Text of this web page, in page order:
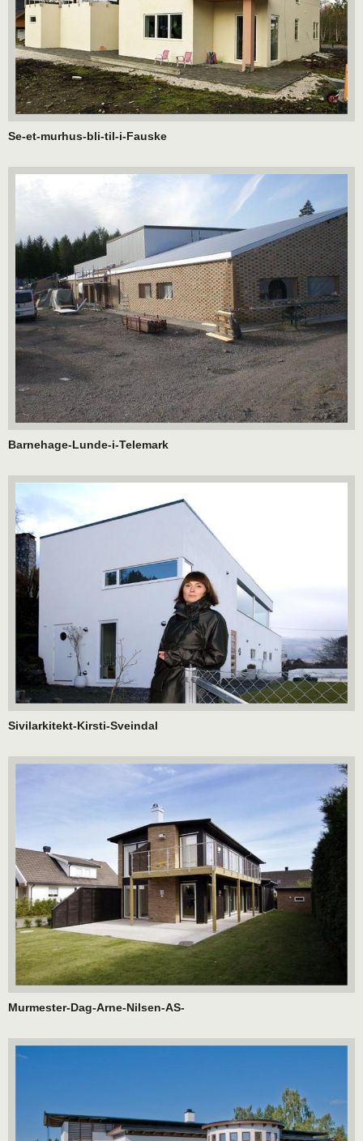
Se-et-murhus-bli-til-i-Fauske
Barnehage-Lunde-i-Telemark
Sivilarkitekt-Kirsti-Sveindal
Murmester-Dag-Arne-Nilsen-AS-